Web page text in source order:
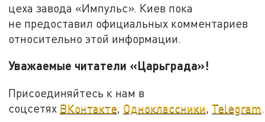
цеха завода «Импульс». Киев пока
не предоставил официальных комментариев
относительно этой информации.
Уважаемые читатели «Царьграда»!
Присоединяйтесь к нам в
соцсетях ВКонтакте, Одноклассники, Telegram.